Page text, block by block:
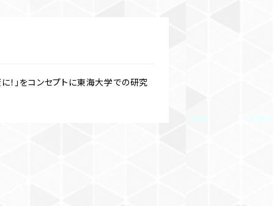
！」をコンセプトに東海大学での研究